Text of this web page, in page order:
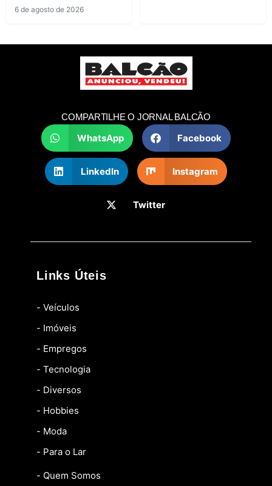
6 de agosto de 2026
COMPARTILHE O JORNAL BALCÃO
WhatsApp Facebook
LinkedIn Instagram
Twitter
Links Úteis
- Veículos
- Imóveis
- Empregos
- Tecnologia
- Diversos
- Hobbies
- Moda
- Para o Lar
- Quem Somos